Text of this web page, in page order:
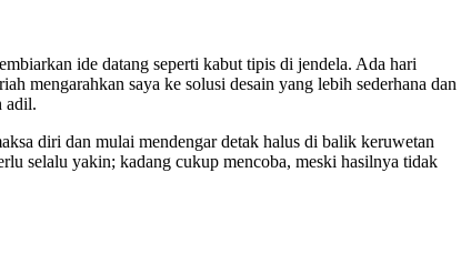
ide datang seperti kabut tipis di jendela. Ada hari
mengarahkan saya ke solusi desain yang lebih sederhana dan
adil.
diri dan mulai mendengar detak halus di balik keruwetan
selalu yakin; kadang cukup mencoba, meski hasilnya tidak